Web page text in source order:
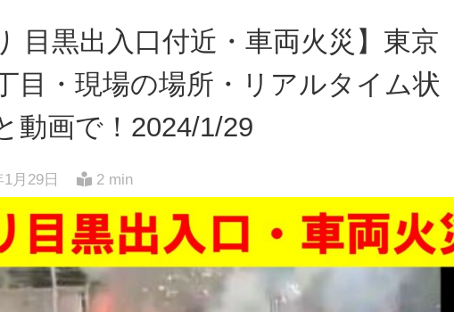
目黒出入口付近・車両火災】東京
目・現場の場所・リアルタイム状
動画で！2024/1/29
月29日 2 min